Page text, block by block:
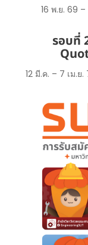
16 พ.ย. 69
รอบที่
12 มี.ค. – 7 เม.ย.